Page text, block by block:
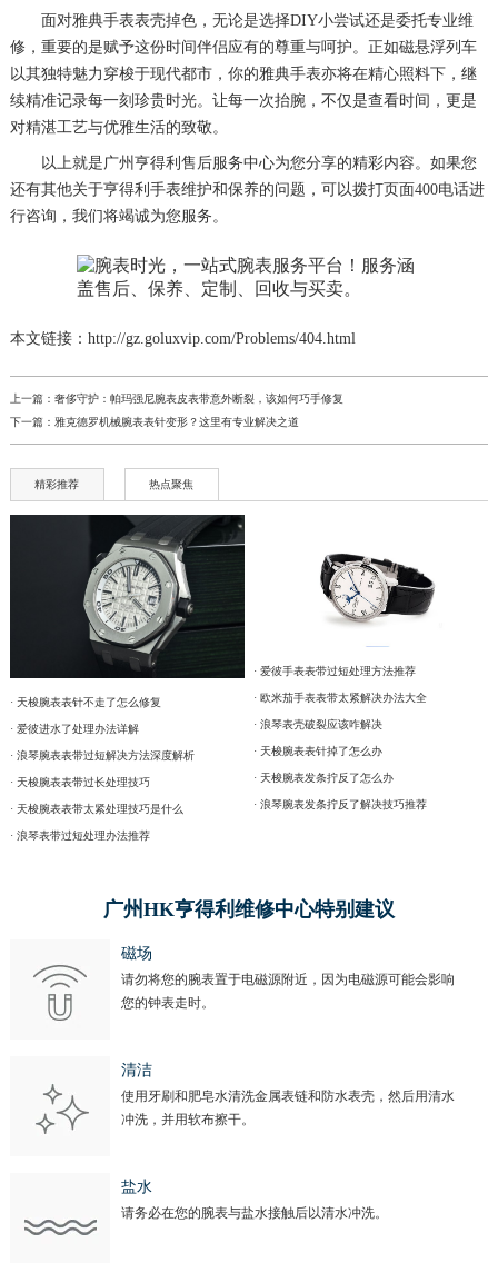
面对雅典手表表壳掉色，无论是选择DIY小尝试还是委托专业维
修，重要的是赋予这份时间伴侣应有的尊重与呵护。正如磁悬浮列车
以其独特魅力穿梭于现代都市，你的雅典手表亦将在精心照料下，继
续精准记录每一刻珍贵时光。让每一次抬腕，不仅是查看时间，更是
对精湛工艺与优雅生活的致敬。
以上就是广州亨得利售后服务中心为您分享的精彩内容。如果您
还有其他关于亨得利手表维护和保养的问题，可以拨打页面400电话进
行咨询，我们将竭诚为您服务。
本文链接：http://gz.goluxvip.com/Problems/404.html
上一篇： 奢侈守护：帕玛强尼腕表皮表带意外断裂，该如何巧手修复
下一篇： 雅克德罗机械腕表表针变形？这里有专业解决之道
精彩推荐 热点聚焦
· 天梭腕表表针不走了怎么修复
· 爱彼进水了处理办法详解
· 浪琴腕表表带过短解决方法深度解析
· 天梭腕表表带过长处理技巧
· 天梭腕表表带太紧处理技巧是什么
· 浪琴表带过短处理办法推荐
· 爱彼手表表带过短处理方法推荐
· 欧米茄手表表带太紧解决办法大全
· 浪琴表壳破裂应该咋解决
· 天梭腕表表针掉了怎么办
· 天梭腕表发条拧反了怎么办
· 浪琴腕表发条拧反了解决技巧推荐
广州HK亨得利维修中心特别建议
磁场
请勿将您的腕表置于电磁源附近，因为电磁源可能会影响
您的钟表走时。
清洁
使用牙刷和肥皂水清洗金属表链和防水表壳，然后用清水
冲洗，并用软布擦干。
盐水
请务必在您的腕表与盐水接触后以清水冲洗。